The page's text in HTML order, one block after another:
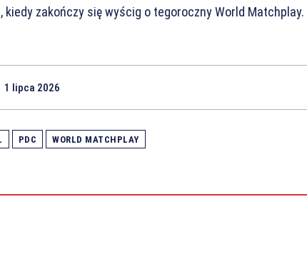
zakończy się wyścig o tegoroczny World Matchplay.
1 lipca 2026
PDC WORLD MATCHPLAY